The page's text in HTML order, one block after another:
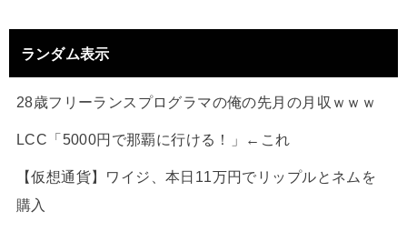
ランダム表示
28歳フリーランスプログラマの俺の先月の月収ｗｗｗ
LCC「5000円で那覇に行ける！」←これ
【仮想通貨】ワイジ、本日11万円でリップルとネムを
購入